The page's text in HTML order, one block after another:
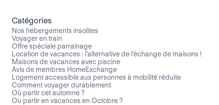
Catégories
Nos hébergements insolites
Voyager en train
Offre spéciale parrainage
Location de vacances : l'alternative de l'échange de maisons !
Maisons de vacances avec piscine
Avis de membres HomeExchange
Logement accessible aux personnes à mobilité réduite
Comment voyager durablement
Où partir cet automne ?
Où partir en vacances en Octobre ?